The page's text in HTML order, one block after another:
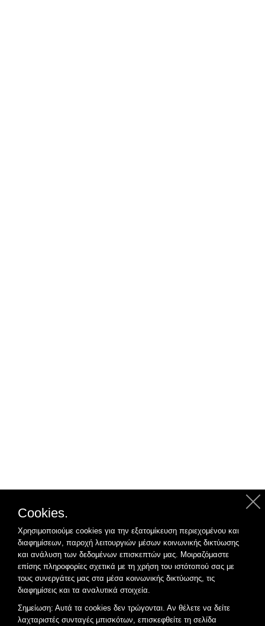
Cookies.
Χρησιμοποιούμε cookies για την εξατομίκευση περιεχομένου και
διαφημίσεων, παροχή λειτουργιών μέσων κοινωνικής δικτύωσης
και ανάλυση των δεδομένων επισκεπτών μας. Μοιραζόμαστε
επίσης πληροφορίες σχετικά με τη χρήση του ιστότοπού σας με
τους συνεργάτες μας στα μέσα κοινωνικής δικτύωσης, τις
διαφημίσεις και τα αναλυτικά στοιχεία.
Σημείωση: Αυτά τα cookies δεν τρώγονται. Αν θέλετε να δείτε
λαχταριστές συνταγές μπισκότων, επισκεφθείτε τη σελίδα